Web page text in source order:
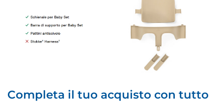
Completa il tuo acquisto con tutto